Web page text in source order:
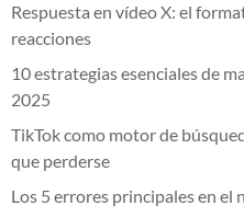
Respuesta en vídeo X: el
reacciones
10 estrategias esenciales de
2025
TikTok como motor de
que perderse
Los 5 errores principales en